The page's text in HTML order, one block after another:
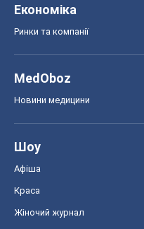
Економіка
Ринки та компанії
MedOboz
Новини медицини
Шоу
Афіша
Краса
Жіночий журнал